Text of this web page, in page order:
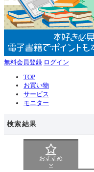
無料会員登録 ログイン
TOP
お買い物
サービス
モニター
検索結果
おすすめ